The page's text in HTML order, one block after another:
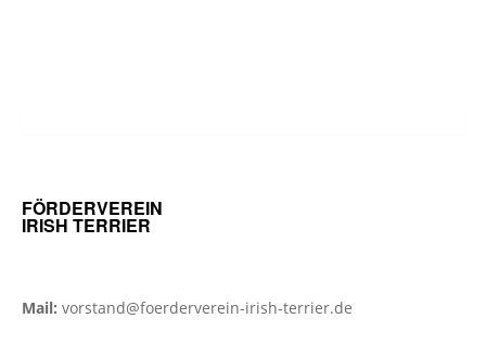
FÖRDERVEREIN
IRISH TERRIER
Mail: vorstand@foerderverein-irish-terrier.de